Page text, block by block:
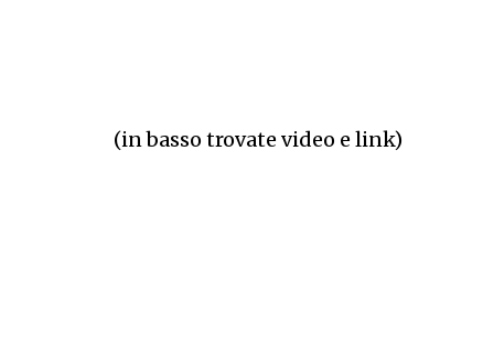
(in basso trovate video e link)